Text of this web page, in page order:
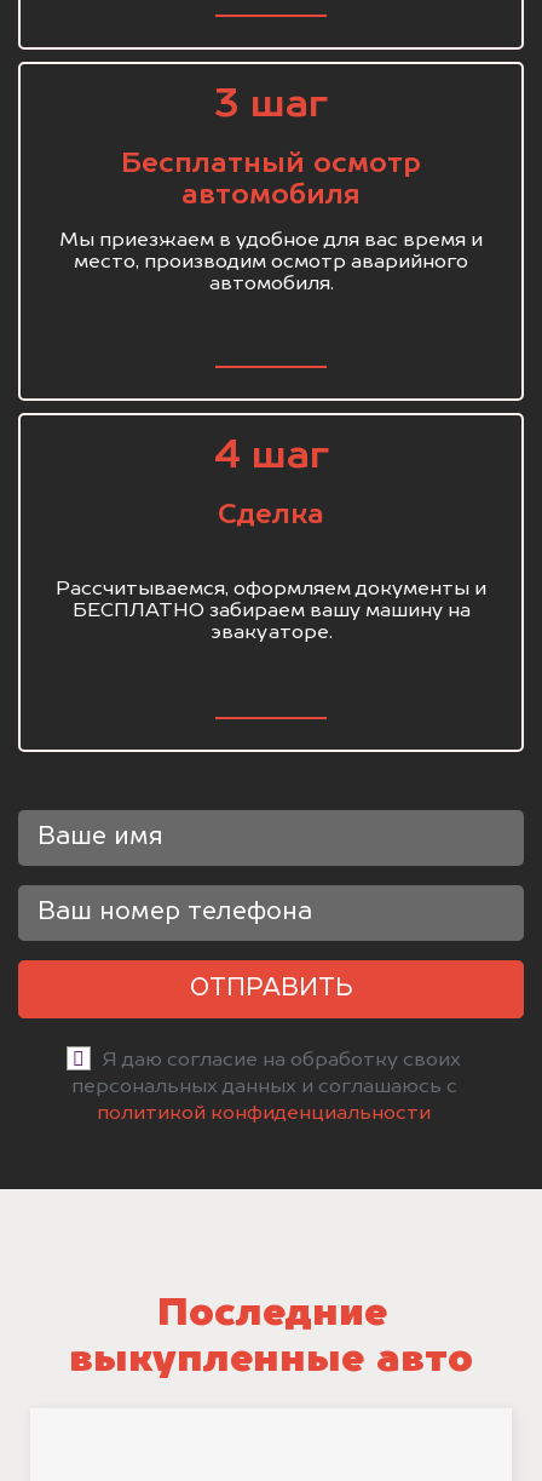
3 шаг
Бесплатный осмотр
автомобиля
Мы приезжаем в удобное для вас время и
место, производим осмотр аварийного
автомобиля.
4 шаг
Сделка
Рассчитываемся, оформляем документы и
БЕСПЛАТНО забираем вашу машину на
эвакуаторе.
ОТПРАВИТЬ
Я даю согласие на обработку своих
персональных данных и соглашаюсь с
политикой конфиденциальности
Последние
выкупленные авто